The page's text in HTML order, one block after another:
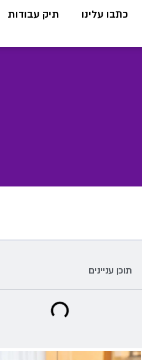
כתבו עלינו
תיק עבודות
תוכן עניינים